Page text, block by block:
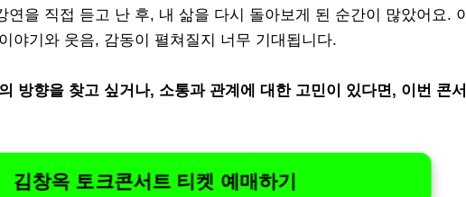
연을 직접 듣고 난 후, 내 삶을 다시 돌아보게 된 순간이 많았어요. 이
야기와 웃음, 감동이 펼쳐질지 너무 기대됩니다.
방향을 찾고 싶거나, 소통과 관계에 대한 고민이 있다면, 이번 콘서
김창옥 토크콘서트 티켓 예매하기